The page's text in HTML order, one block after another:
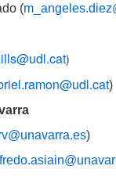
(
)
)
@unavarra.es)